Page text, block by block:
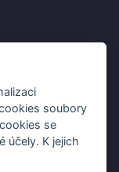
víkendovku tu
sekerku Fiskars
ceny z letáku!
soubory
se
účely. K jejich